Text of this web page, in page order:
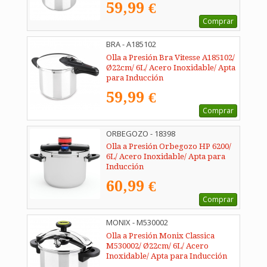
59,99 €
Comprar
BRA - A185102
Olla a Presión Bra Vitesse A185102/
Ø22cm/ 6L/ Acero Inoxidable/ Apta
para Inducción
59,99 €
Comprar
ORBEGOZO - 18398
Olla a Presión Orbegozo HP 6200/
6L/ Acero Inoxidable/ Apta para
Inducción
60,99 €
Comprar
MONIX - M530002
Olla a Presión Monix Classica
M530002/ Ø22cm/ 6L/ Acero
Inoxidable/ Apta para Inducción